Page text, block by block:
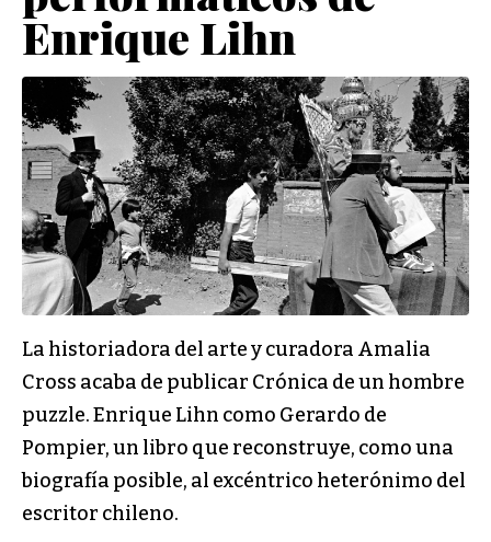
Enrique Lihn
La historiadora del arte y curadora Amalia
Cross acaba de publicar Crónica de un hombre
puzzle. Enrique Lihn como Gerardo de
Pompier, un libro que reconstruye, como una
biografía posible, al excéntrico heterónimo del
escritor chileno.